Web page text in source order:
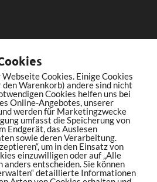
Cookies. Einige Cookies
Warenkorb) andere sind nicht
Cookies helfen uns bei
Online-Angebotes, unserer
werden für Marketingzwecke
umfasst die Speicherung von
Endgerät, das Auslesen
sowie deren Verarbeitung.
um in den Einsatz von
einzuwilligen oder auf „Alle
anders entscheiden. Sie können
detaillierte Informationen